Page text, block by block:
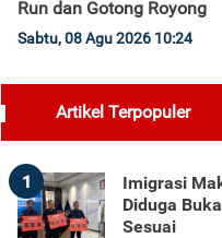
Run dan Gotong Royong
Sabtu, 08 Agu 2026 10:24
Artikel Terpopuler
1
Imigrasi
Diduga
Sesuai